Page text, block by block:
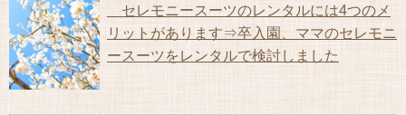
セレモニースーツのレンタルには4つのメ
リットがあります⇒卒入園、ママのセレモニ
ースーツをレンタルで検討しました